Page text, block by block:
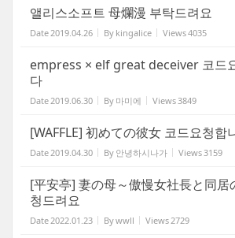
앨리스소프트 母爛漫 부탁드려요
Date2019.04.26 By kingalice Views4035
empress × elf great deceiver 코드
다
Date2019.06.30 By 마미에 Views3849
[WAFFLE] 初めての彼女 코드요청합
Date2019.04.30 By 안녕하시나가 Views3159
[平安亭] 妻の母～傲慢女社長と同居
청드려요
Date2022.01.23 Bywwll Views2729